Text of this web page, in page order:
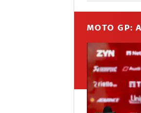
MOTO GP: